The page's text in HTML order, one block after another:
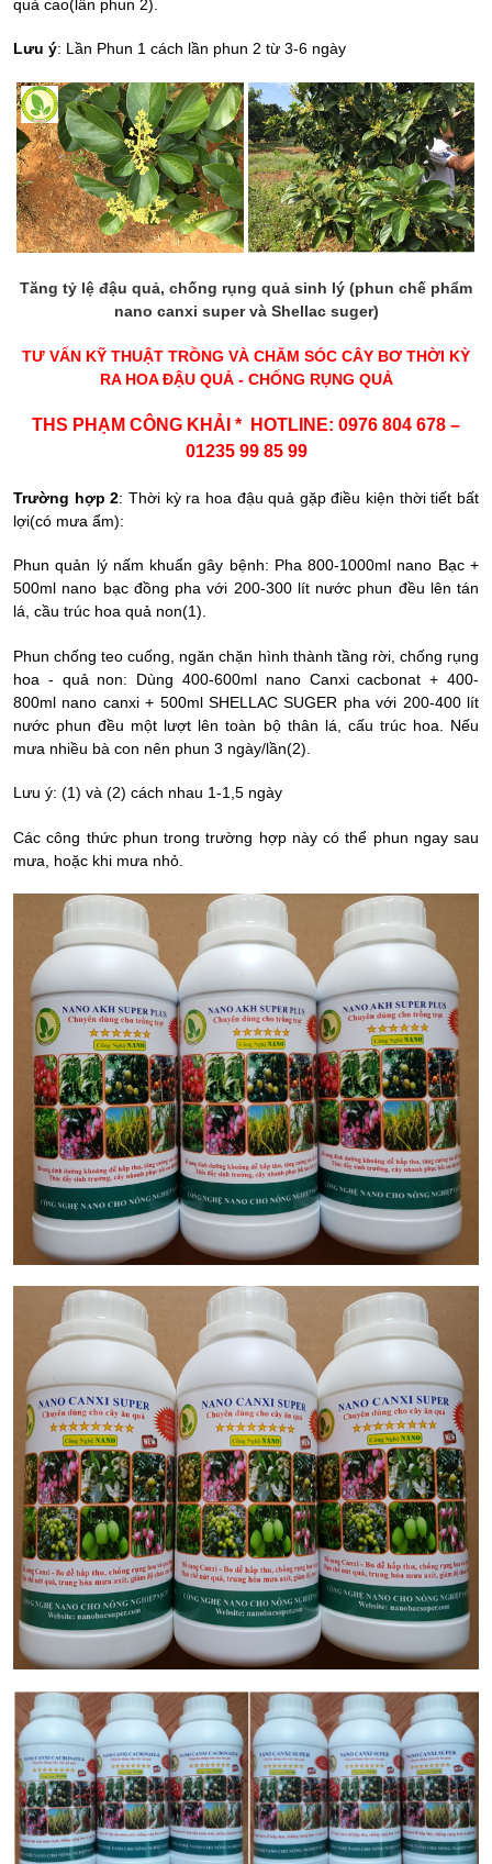
quả cao(lần phun 2).
Lưu ý: Lần Phun 1 cách lần phun 2 từ 3-6 ngày
Tăng tỷ lệ đậu quả, chống rụng quả sinh lý (phun chế phẩm
nano canxi super và Shellac suger)
TƯ VẤN KỸ THUẬT TRỒNG VÀ CHĂM SÓC CÂY BƠ THỜI KỲ
RA HOA ĐẬU QUẢ - CHỐNG RỤNG QUẢ
THS PHẠM CÔNG KHẢI * HOTLINE: 0976 804 678 –
01235 99 85 99
Trường hợp 2: Thời kỳ ra hoa đậu quả gặp điều kiện thời tiết bất
lợi(có mưa ẩm):
Phun quản lý nấm khuẩn gây bệnh: Pha 800-1000ml nano Bạc +
500ml nano bạc đồng pha với 200-300 lít nước phun đều lên tán
lá, cầu trúc hoa quả non(1).
Phun chống teo cuống, ngăn chặn hình thành tầng rời, chống rụng
hoa - quả non: Dùng 400-600ml nano Canxi cacbonat + 400-
800ml nano canxi + 500ml SHELLAC SUGER pha với 200-400 lít
nước phun đều một lượt lên toàn bộ thân lá, cấu trúc hoa. Nếu
mưa nhiều bà con nên phun 3 ngày/lần(2).
Lưu ý: (1) và (2) cách nhau 1-1,5 ngày
Các công thức phun trong trường hợp này có thể phun ngay sau
mưa, hoặc khi mưa nhỏ.